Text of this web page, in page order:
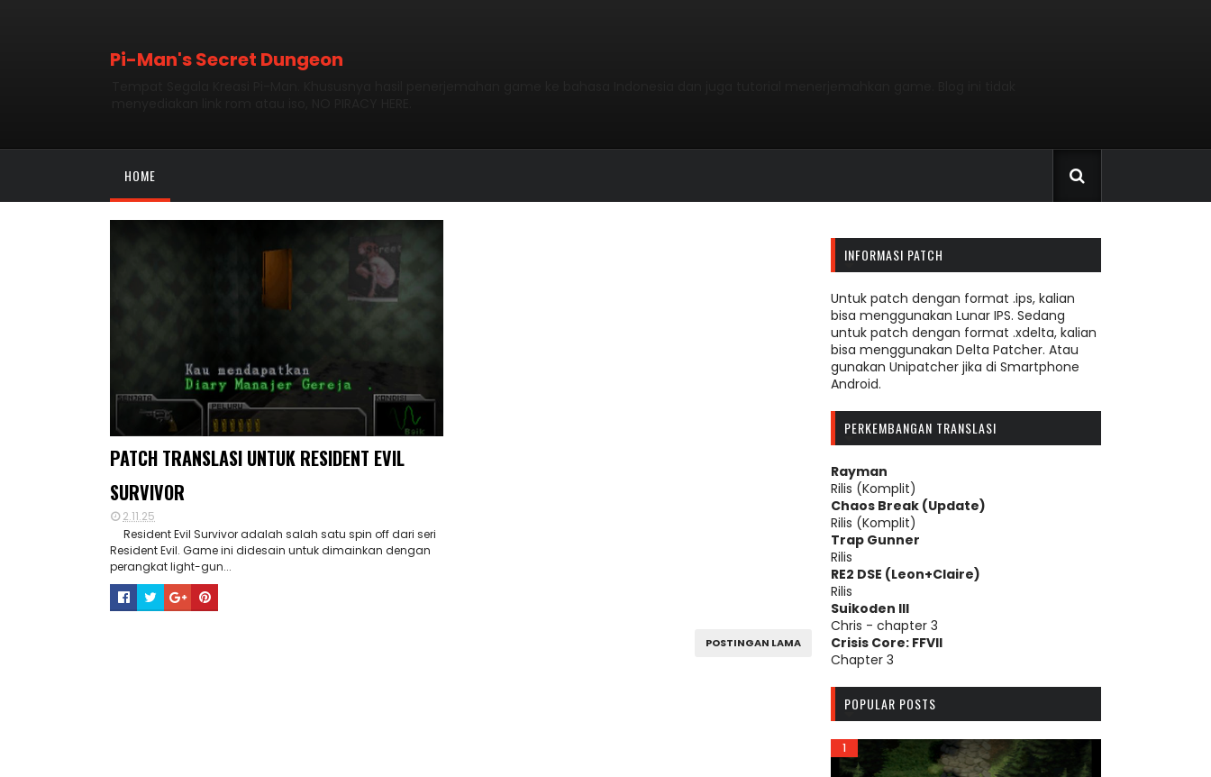
Pi-Man's Secret Dungeon
HOME
PATCH TRANSLASI UNTUK RESIDENT EVIL
SURVIVOR
2.11.25
Resident Evil Survivor adalah salah satu spin off dari seri
Resident Evil. Game ini didesain untuk dimainkan dengan
perangkat light-gun...
POSTINGAN LAMA
INFORMASI PATCH
Untuk patch dengan format .ips, kalian
bisa menggunakan Lunar IPS. Sedang
untuk patch dengan format .xdelta, kalian
bisa menggunakan Delta Patcher. Atau
gunakan Unipatcher jika di Smartphone
Android.
PERKEMBANGAN TRANSLASI
Rayman
Rilis (Komplit)
Chaos Break (Update)
Rilis (Komplit)
Trap Gunner
Rilis
RE2 DSE (Leon+Claire)
Rilis
Suikoden III
Chris - chapter 3
Crisis Core: FFVII
Chapter 3
POPULAR POSTS